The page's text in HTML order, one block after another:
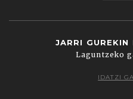
JARRI GUREKIN
Laguntzeko
IDATZI